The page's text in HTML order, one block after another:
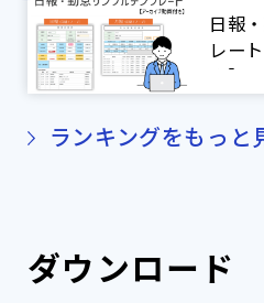
日報
レー
き】
ランキングをもっと
ダウンロード